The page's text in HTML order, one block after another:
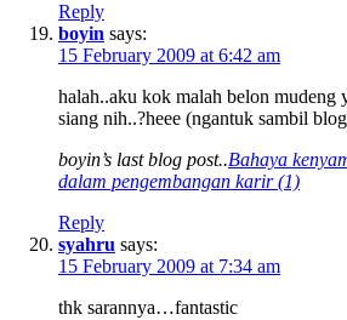
Reply
boyin says:
15 February 2009 at 6:42 am
halah..aku kok malah belon
siang nih..?heee (ngantuk sambil
boyin’s last blog post..Bahaya
dalam pengembangan karir (1)
Reply
syahru says:
15 February 2009 at 7:34 am
thk sarannya…fantastic